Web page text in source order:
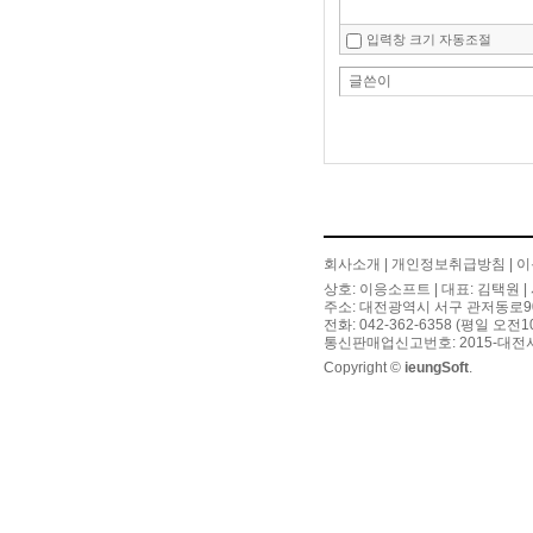
입력창 크기 자동조절
글쓴이
회사소개 개인정보취급방침
상호: 이응소프트 | 대표: 김택원
주소: 대전광역시 서구 관저동로
전화: 042-362-6358 (평일 오전
통신판매업신고번호: 2015-대
Copyright © ieungSoft.